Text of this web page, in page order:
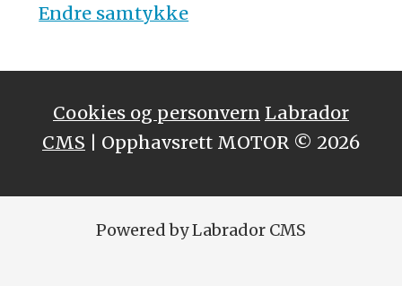
Endre samtykke
Cookies og personvern Labrador
CMS | Opphavsrett MOTOR © 2026
Powered by Labrador CMS